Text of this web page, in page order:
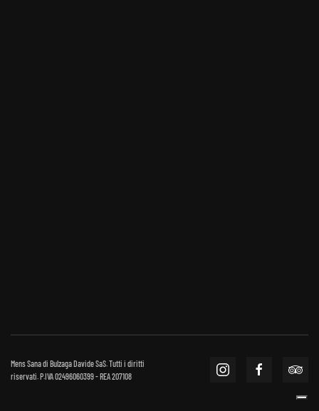
Mens Sana di Bulzaga Davide SaS. Tutti i diritti
riservati. P.IVA 02496060399 - REA 207108